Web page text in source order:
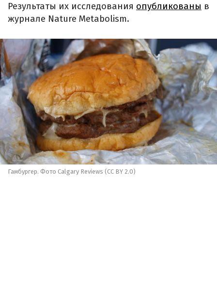
Результаты их исследования опубликованы в
журнале Nature Metabolism.
Гамбургер. Фото Calgary Reviews (CC BY 2.0)